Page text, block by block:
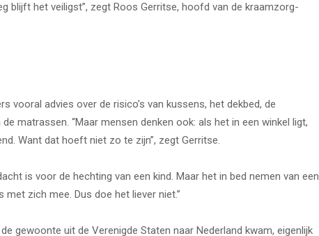
blijft het veiligst”, zegt Roos Gerritse, hoofd van de kraamzorg-
vooral advies over de risico’s van kussens, het dekbed, de
matrassen. “Maar mensen denken ook: als het in een winkel ligt,
Want dat hoeft niet zo te zijn”, zegt Gerritse.
is voor de hechting van een kind. Maar het in bed nemen van een
met zich mee. Dus doe het liever niet.”
gewoonte uit de Verenigde Staten naar Nederland kwam, eigenlijk